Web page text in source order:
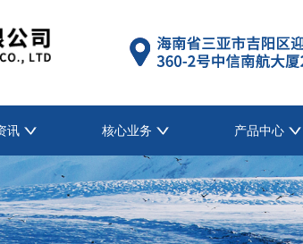
讯 核心业务 产品中心